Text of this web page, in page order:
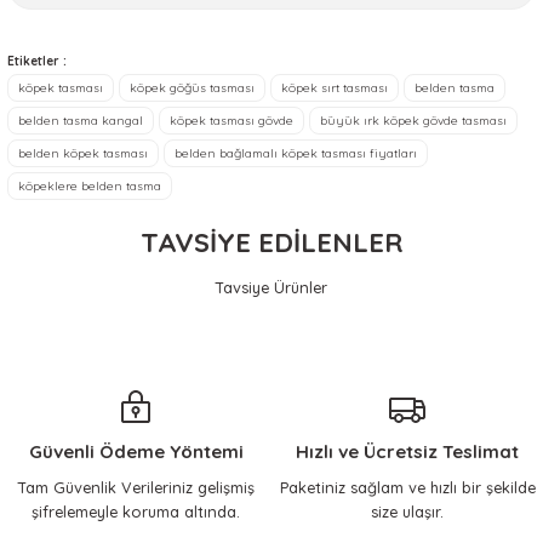
Ürün açıklamasında eksik bilgiler bulunuyor.
Ürün bilgilerinde hatalar bulunuyor.
Ürün fiyatı diğer sitelerden daha pahalı.
Sebahat Ünlü | 20/07/2026
Ürün satmaktan ziyade, sorun
çözmeye odaklı Tolga beye
Ön denemede ürün gayet
halledebildim.
ilhami yılmaz | 17/04/2026
Çok memnunum, her
Etiketler :
köpek tasması
köpek göğüs tasması köpek sırt tasması belden tasma
belden tasma kangal köpek tasması gövde büyük ırk köpek gövde tasması
belden köpek tasması belden bağlamalı köpek tasması fiyatları
köpeklere belden tasma
TAVSİYE EDİLENLER
Tavsiye Ürünler
Sepete Ekle Sepete Ekle
Güvenli Ödeme Yöntemi
Tam Güvenlik Verileriniz gelişmiş
şifrelemeyle koruma altında.
Hızlı ve Ücretsiz Teslimat
Paketiniz sağlam ve hızlı bir şekilde
size ulaşır.